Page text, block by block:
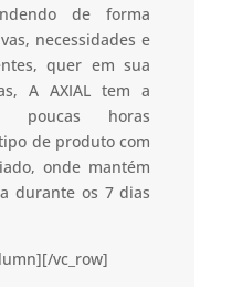
de forma
necessidades e
quer em sua
A AXIAL tem a
poucas horas
de produto com
onde mantém
durante os 7 dias
vc_row]